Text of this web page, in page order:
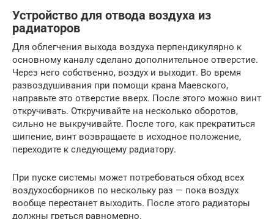
Устройство для отвода воздуха из
радиаторов
Для облегчения выхода воздуха перпендикулярно к
основному каналу сделано дополнительное отверстие.
Через него собственно, воздух и выходит. Во время
развоздушивания при помощи крана Маевского,
направьте это отверстие вверх. После этого можно винт
откручивать. Откручивайте на несколько оборотов,
сильно не выкручивайте. После того, как прекратиться
шипение, винт возвращаете в исходное положение,
переходите к следующему радиатору.
При пуске системы может потребоваться обход всех
воздухосборников по нескольку раз — пока воздух
вообще перестанет выходить. После этого радиаторы
должны греться равномерно.